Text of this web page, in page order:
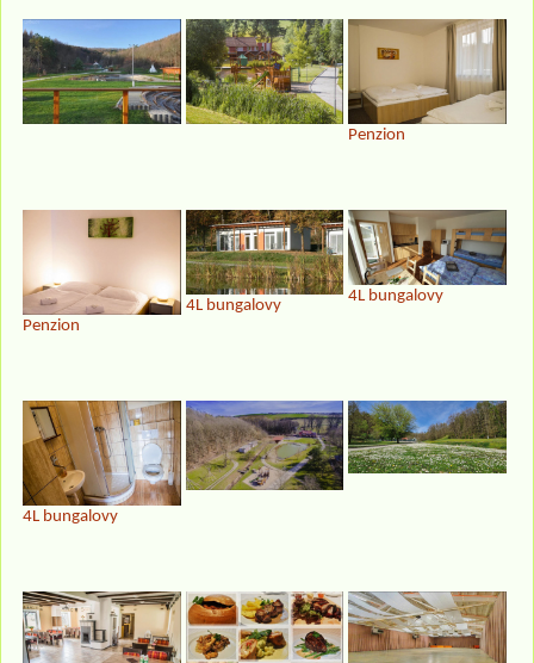
Penzion
Penzion
4L bungalovy 4L bungalovy
4L bungalovy